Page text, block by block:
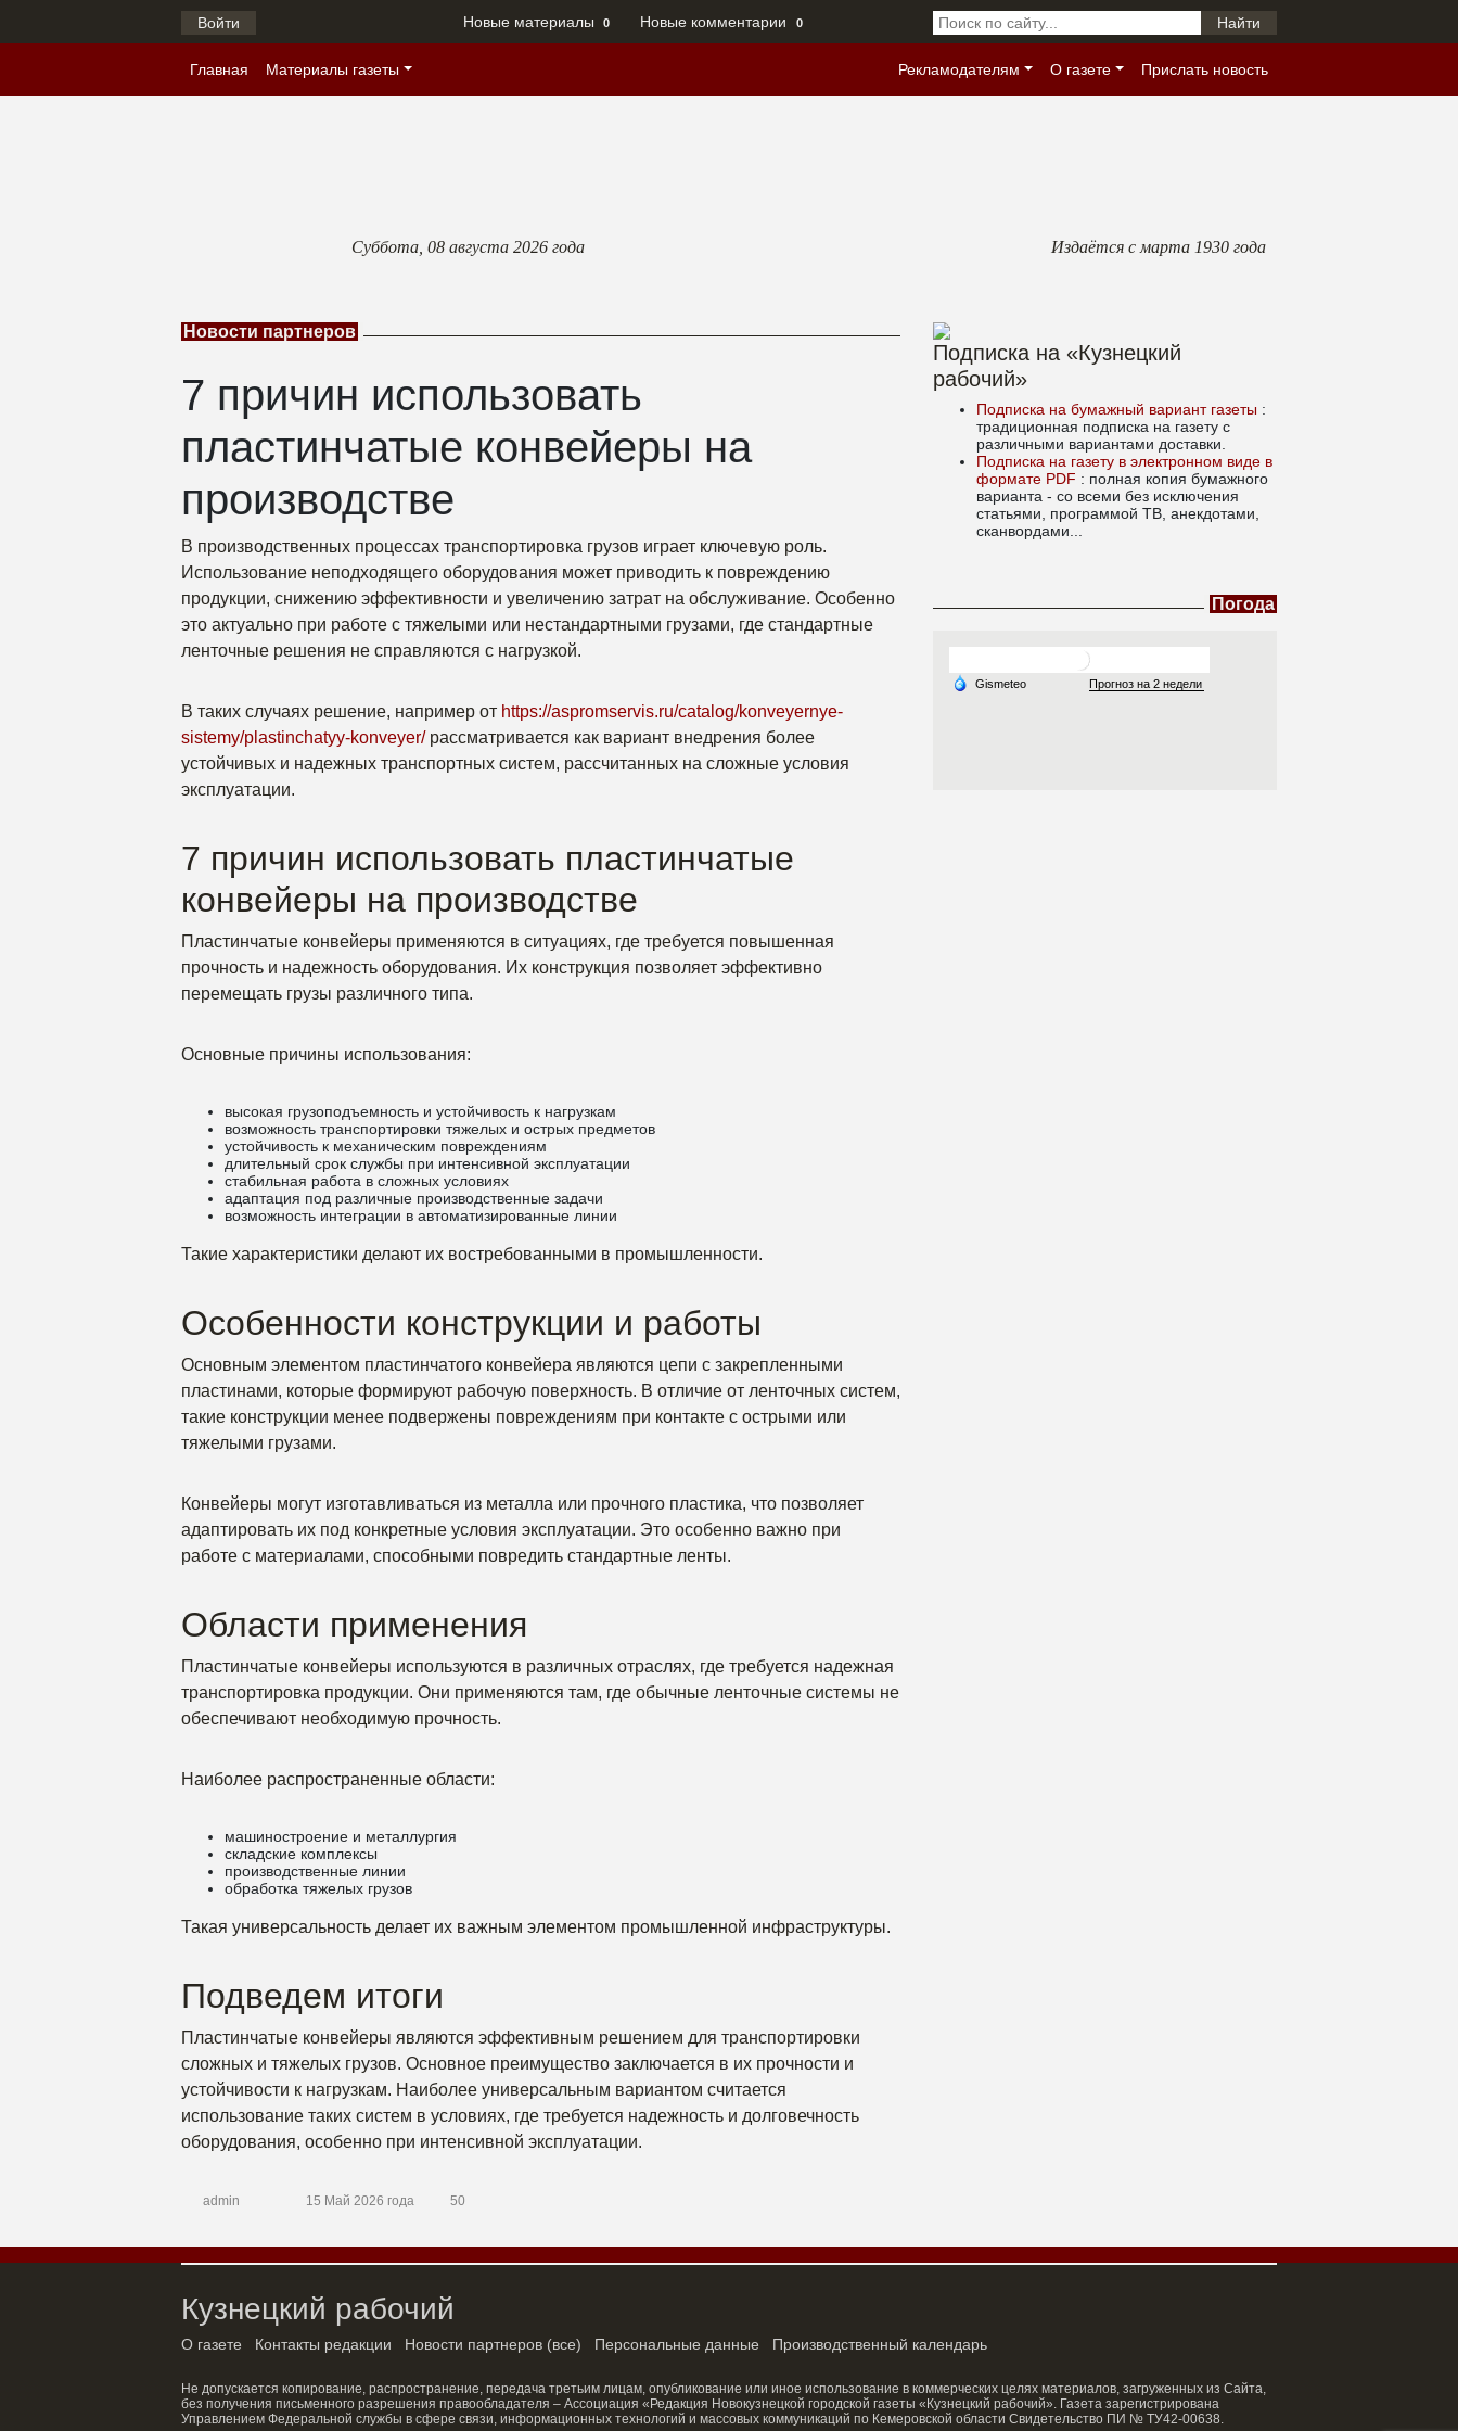
Войти Новые материалы 0 Новые комментарии 0
Главная Материалы газеты Рекламодателям О газете Прислать новость
Суббота, 08 августа 2026 года Издаётся с марта 1930 года
Новости партнеров
7 причин использовать
пластинчатые конвейеры на
производстве
В производственных процессах транспортировка грузов играет ключевую роль.
Использование неподходящего оборудования может приводить к повреждению
продукции, снижению эффективности и увеличению затрат на обслуживание. Особенно
это актуально при работе с тяжелыми или нестандартными грузами, где стандартные
ленточные решения не справляются с нагрузкой.
В таких случаях решение, например от https://aspromservis.ru/catalog/konveyernye-
sistemy/plastinchatyy-konveyer/рассматривается как вариант внедрения более
устойчивых и надежных транспортных систем, рассчитанных на сложные условия
эксплуатации.
7 причин использовать пластинчатые
конвейеры на производстве
Пластинчатые конвейеры применяются в ситуациях, где требуется повышенная
прочность и надежность оборудования. Их конструкция позволяет эффективно
перемещать грузы различного типа.
Основные причины использования:
высокая грузоподъемность и устойчивость к нагрузкам
возможность транспортировки тяжелых и острых предметов
устойчивость к механическим повреждениям
длительный срок службы при интенсивной эксплуатации
стабильная работа в сложных условиях
адаптация под различные производственные задачи
возможность интеграции в автоматизированные линии
Такие характеристики делают их востребованными в промышленности.
Особенности конструкции и работы
Основным элементом пластинчатого конвейера являются цепи с закрепленными
пластинами, которые формируют рабочую поверхность. В отличие от ленточных систем,
такие конструкции менее подвержены повреждениям при контакте с острыми или
тяжелыми грузами.
Конвейеры могут изготавливаться из металла или прочного пластика, что позволяет
адаптировать их под конкретные условия эксплуатации. Это особенно важно при
работе с материалами, способными повредить стандартные ленты.
Области применения
Пластинчатые конвейеры используются в различных отраслях, где требуется надежная
транспортировка продукции. Они применяются там, где обычные ленточные системы не
обеспечивают необходимую прочность.
Наиболее распространенные области:
машиностроение и металлургия
складские комплексы
производственные линии
обработка тяжелых грузов
Такая универсальность делает их важным элементом промышленной инфраструктуры.
Подведем итоги
Пластинчатые конвейеры являются эффективным решением для транспортировки
сложных и тяжелых грузов. Основное преимущество заключается в их прочности и
устойчивости к нагрузкам. Наиболее универсальным вариантом считается
использование таких систем в условиях, где требуется надежность и долговечность
оборудования, особенно при интенсивной эксплуатации.
admin 15 Май 2026 года 50
Подписка на «Кузнецкий
рабочий»
Подписка на бумажный вариант газеты :
традиционная подписка на газету с
различными вариантами доставки.
Подписка на газету в электронном виде в
формате PDF : полная копия бумажного
варианта - со всеми без исключения
статьями, программой ТВ, анекдотами,
сканвордами...
Погода
Кузнецкий рабочий
О газете Контакты редакции Новости партнеров (все) Персональные данные Производственный календарь
Не допускается копирование, распространение, передача третьим лицам, опубликование или иное использование в коммерческих целях материалов, загруженных из Сайта,
без получения письменного разрешения правообладателя – Ассоциация «Редакция Новокузнецкой городской газеты «Кузнецкий рабочий». Газета зарегистрирована
Управлением Федеральной службы в сфере связи, информационных технологий и массовых коммуникаций по Кемеровской области Свидетельство ПИ № ТУ42-00638.